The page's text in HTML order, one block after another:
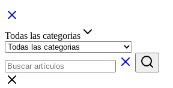
Todas las categorias